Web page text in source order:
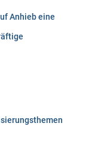
Anhieb eine